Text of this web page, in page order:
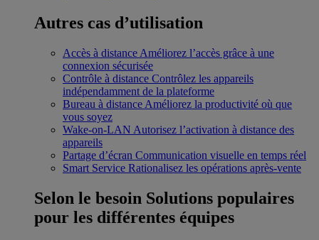
Autres cas d’utilisation
Accès à distance Améliorez l’accès grâce à une
connexion sécurisée
Contrôle à distance Contrôlez les appareils
indépendamment de la plateforme
Bureau à distance Améliorez la productivité où que
vous soyez
Wake-on-LAN Autorisez l’activation à distance des
appareils
Partage d’écran Communication visuelle en temps réel
Smart Service Rationalisez les opérations après-vente
Selon le besoin Solutions populaires
pour les différentes équipes